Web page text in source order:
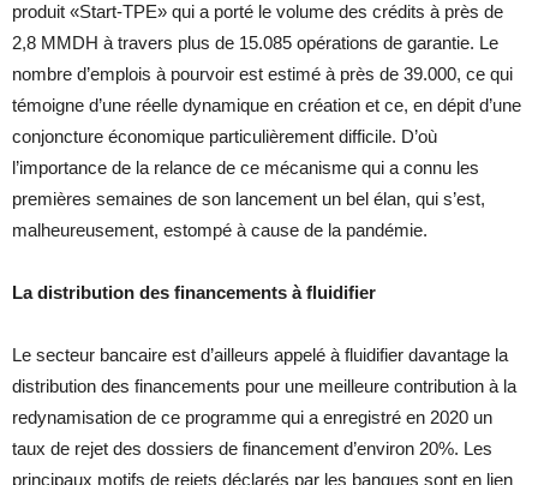
produit «Start-TPE» qui a porté le volume des crédits à près de
2,8 MMDH à travers plus de 15.085 opérations de garantie. Le
nombre d’emplois à pourvoir est estimé à près de 39.000, ce qui
témoigne d’une réelle dynamique en création et ce, en dépit d’une
conjoncture économique particulièrement difficile. D’où
l’importance de la relance de ce mécanisme qui a connu les
premières semaines de son lancement un bel élan, qui s’est,
malheureusement, estompé à cause de la pandémie.
La distribution des financements à fluidifier
Le secteur bancaire est d’ailleurs appelé à fluidifier davantage la
distribution des financements pour une meilleure contribution à la
redynamisation de ce programme qui a enregistré en 2020 un
taux de rejet des dossiers de financement d’environ 20%. Les
principaux motifs de rejets déclarés par les banques sont en lien